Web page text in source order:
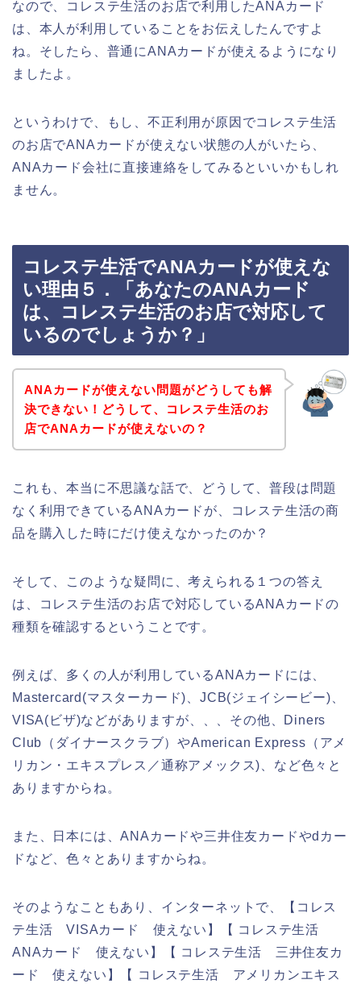
なので、コレステ生活のお店で利用したANAカード
は、本人が利用していることをお伝えしたんですよ
ね。そしたら、普通にANAカードが使えるようになり
ましたよ。
というわけで、もし、不正利用が原因でコレステ生活
のお店でANAカードが使えない状態の人がいたら、
ANAカード会社に直接連絡をしてみるといいかもしれ
ません。
コレステ生活でANAカードが使えな
い理由５．「あなたのANAカード
は、コレステ生活のお店で対応して
いるのでしょうか？」
ANAカードが使えない問題がどうしても解
決できない！どうして、コレステ生活のお
店でANAカードが使えないの？
これも、本当に不思議な話で、どうして、普段は問題
なく利用できているANAカードが、コレステ生活の商
品を購入した時にだけ使えなかったのか？
そして、このような疑問に、考えられる１つの答え
は、コレステ生活のお店で対応しているANAカードの
種類を確認するということです。
例えば、多くの人が利用しているANAカードには、
Mastercard(マスターカード)、JCB(ジェイシービー)、
VISA(ビザ)などがありますが、、、その他、Diners
Club（ダイナースクラブ）やAmerican Express（アメ
リカン・エキスプレス／通称アメックス)、など色々と
ありますからね。
また、日本には、ANAカードや三井住友カードやdカー
ドなど、色々とありますからね。
そのようなこともあり、インターネットで、【コレス
テ生活 VISAカード 使えない】【 コレステ生活
ANAカード 使えない】【 コレステ生活 三井住友カ
ード 使えない】【 コレステ生活 アメリカンエキス